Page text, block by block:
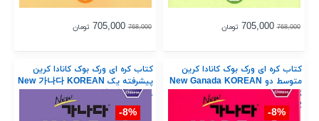
768,000
705,000 تومان 768,000
705,000 تومان
کتاب کره ای ورک بوک کانادا کرین
متوسط دو New Ganada KOREAN
for Foreigners Workbook
Intermediate 2
8%-
کتاب کره ای ورک بوک کانادا کرین
پیشرفته یک New 가나다 KOREAN
for foreigners 워크북 고급 1
8%-